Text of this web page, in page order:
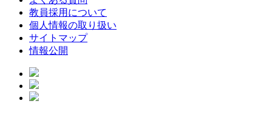
教員採用について
個人情報の取り扱い
サイトマップ
情報公開